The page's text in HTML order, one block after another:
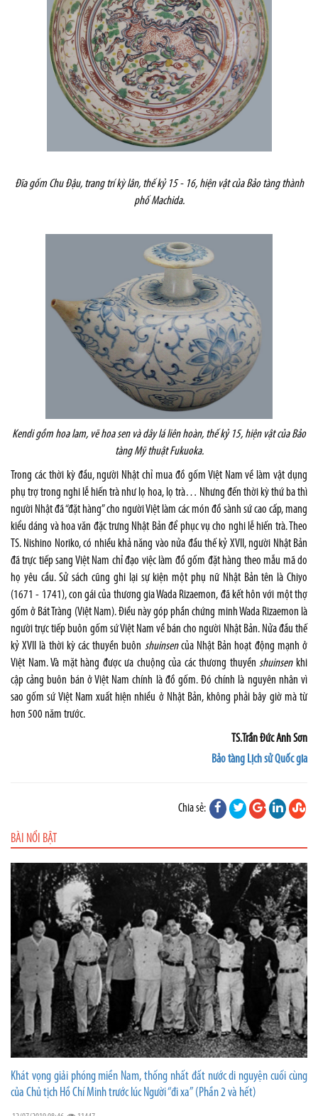
Đĩa gốm Chu Đậu, trang trí kỳ lân, thế kỷ 15 - 16, hiện vật của Bảo tàng thành
phố Machida.
Kendi gồm hoa lam, vẽ hoa sen và dây lá liên hoàn, thế kỷ 15, hiện vật của Bảo
tàng Mỹ thuật Fukuoka.
Trong các thời kỳ đầu, người Nhật chỉ mua đồ gốm Việt Nam về làm vật dụng
phụ trợ trong nghi lễ hiến trà như lọ hoa, lọ trà… Nhưng đến thời kỳ thứ ba thì
người Nhật đã “đặt hàng” cho người Việt làm các món đồ sành sứ cao cấp, mang
kiểu dáng và hoa văn đặc trưng Nhật Bản để phục vụ cho nghi lễ hiến trà. Theo
TS. Nishino Noriko, có nhiều khả năng vào nửa đầu thế kỷ XVII, người Nhật Bản
đã trực tiếp sang Việt Nam chỉ đạo việc làm đồ gốm đặt hàng theo mẫu mã do
họ yêu cầu. Sử sách cũng ghi lại sự kiện một phụ nữ Nhật Bản tên là Chiyo
(1671 - 1741), con gái của thương gia Wada Rizaemon, đã kết hôn với một thợ
gốm ở Bát Tràng (Việt Nam). Điều này góp phần chứng minh Wada Rizaemon là
người trực tiếp buôn gốm sứ Việt Nam về bán cho người Nhật Bản. Nửa đầu thế
kỷ XVII là thời kỳ các thuyền buôn shuinsencủa Nhật Bản hoạt động mạnh ở
Việt Nam. Và mặt hàng được ưa chuộng của các thương thuyềnshuinsenkhi
cập cảng buôn bán ở Việt Nam chính là đồ gốm. Đó chính là nguyên nhân vì
sao gốm sứ Việt Nam xuất hiện nhiều ở Nhật Bản, không phải bây giờ mà từ
hơn 500 năm trước.
TS.Trần Đức Anh Sơn
Bảo tàng Lịch sử Quốc gia
Chia sẻ:
BÀI NỔI BẬT
Khát vọng giải phóng miền Nam, thống nhất đất nước di nguyện cuối cùng
của Chủ tịch Hồ Chí Minh trước lúc Người “đi xa” (Phần 2 và hết)